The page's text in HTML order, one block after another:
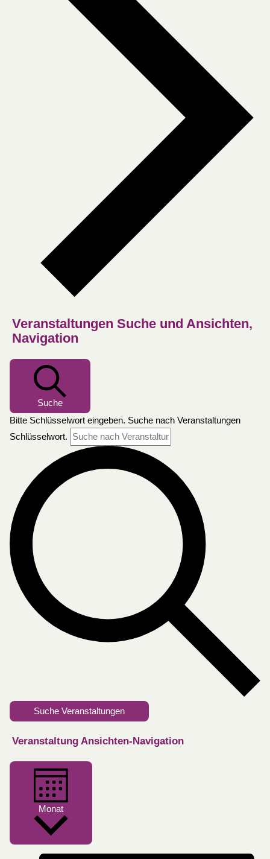
Veranstaltungen Suche und Ansichten,
Navigation
Suche
Bitte Schlüsselwort eingeben. Suche nach Veranstaltungen
Schlüsselwort.
Suche Veranstaltungen
Veranstaltung Ansichten-Navigation
Monat